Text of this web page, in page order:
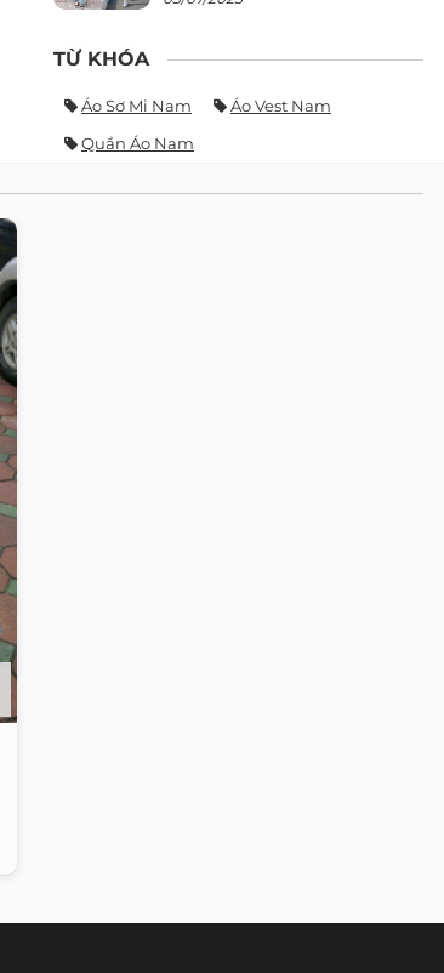
TỪ KHÓA
Áo Sơ Mi Nam
Áo Vest Nam
Quần Áo Nam